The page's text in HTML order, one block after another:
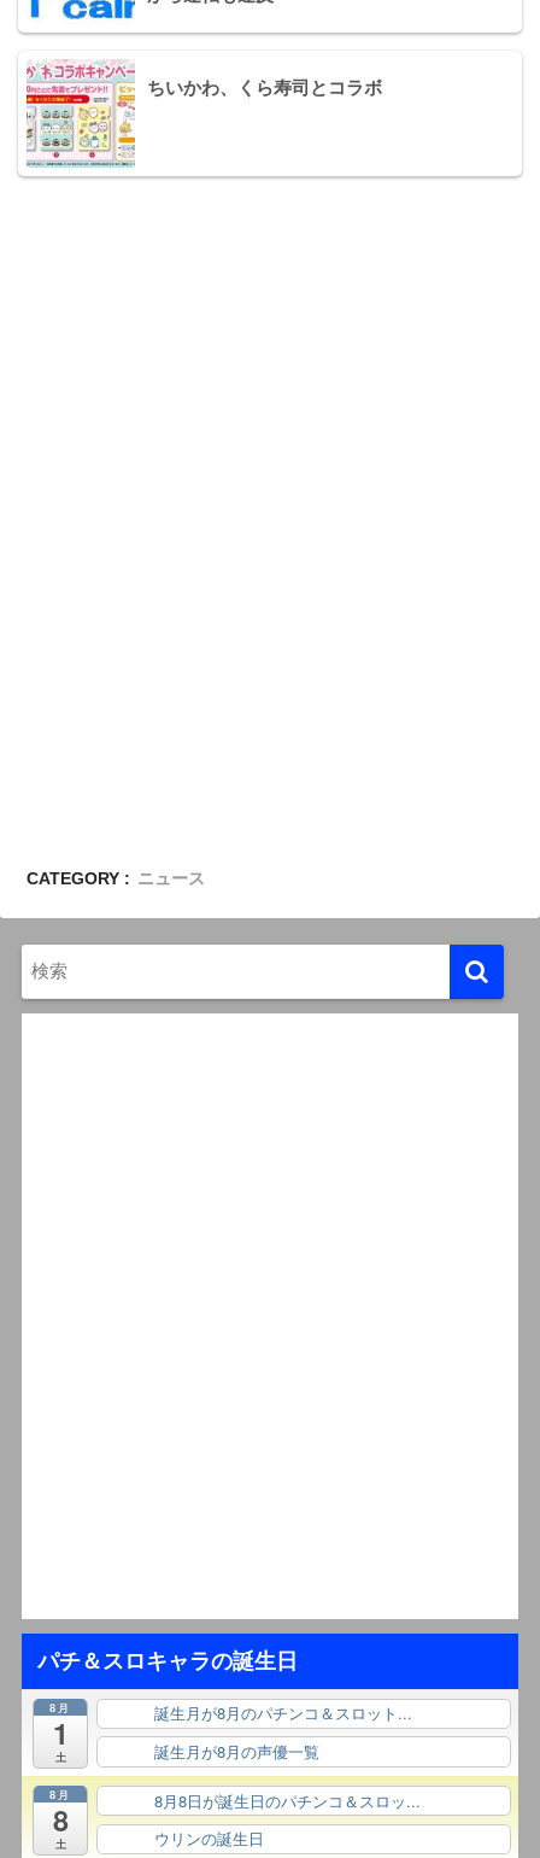
ちいかわ、くら寿司とコラボ
CATEGORY : ニュース
パチ＆スロキャラの誕生日
8月
1
土
誕生月が8月のパチンコ＆スロット...
誕生月が8月の声優一覧
8月
8
土
8月8日が誕生日のパチンコ＆スロッ...
ウリンの誕生日